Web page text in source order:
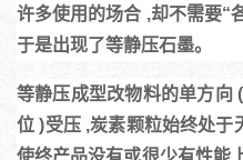
许多使用的场合 ,却不需要“
于是出现了等静压石墨。
等静压成型改物料的单方向
位 )受压 ,炭素颗粒始终处于
使终产品没有或很少有性能